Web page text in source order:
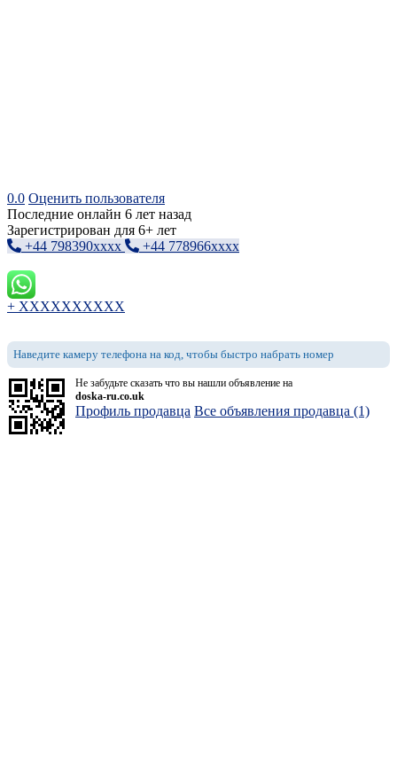
0.0 Оценить пользователя
Последние онлайн 6 лет назад
Зарегистрирован для 6+ лет
+44 798390xxxx
+44 778966xxxx
+ XXXXXXXXXX
Наведите камеру телефона на код, чтобы быстро набрать номер
Не забудьте сказать что вы нашли объявление на
doska-ru.co.uk
Профиль продавца Все объявления продавца (1)